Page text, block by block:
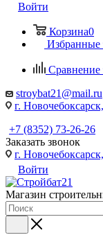
Войти
Корзина0
Избранные
Сравнение
stroybat21@mail.ru
г.
+7 (8352) 73-26-26
Заказать звонок
г.
Войти
Магазин